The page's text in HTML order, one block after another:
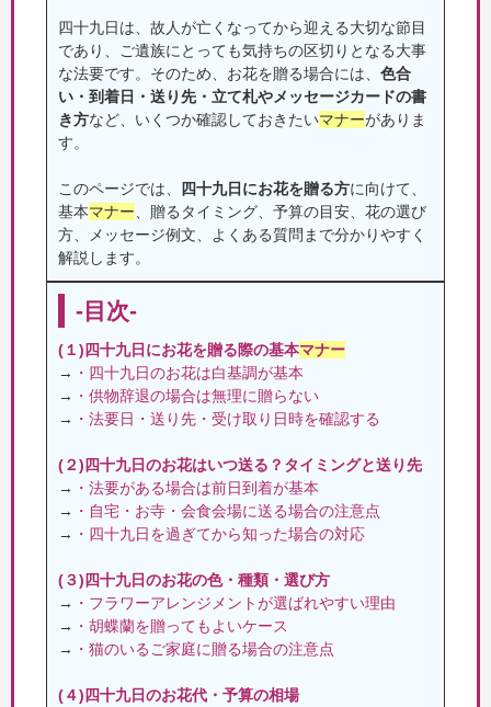
四十九日は、故人が亡くなってから迎える大切な節目
であり、ご遺族にとっても気持ちの区切りとなる大事
な法要です。そのため、お花を贈る場合には、 色合
い・到着日・送り先・立て札やメッセージカードの書
き方など、いくつか確認しておきたいマナーがありま
す。
このページでは、 四十九日にお花を贈る方に向けて、
基本マナー 、贈るタイミング、予算の目安、花の選び
方、メッセージ例文、よくある質問まで分かりやすく
解説します。
-目次-
(１)四十九日にお花を贈る際の基本マナー
→ ・四十九日のお花は白基調が基本
→ ・供物辞退の場合は無理に贈らない
→ ・法要日・送り先・受け取り日時を確認する
(２)四十九日のお花はいつ送る？タイミングと送り先
→ ・法要がある場合は前日到着が基本
→ ・自宅・お寺・会食会場に送る場合の注意点
→ ・四十九日を過ぎてから知った場合の対応
(３)四十九日のお花の色・種類・選び方
→ ・フラワーアレンジメントが選ばれやすい理由
→ ・胡蝶蘭を贈ってもよいケース
→ ・猫のいるご家庭に贈る場合の注意点
(４)四十九日のお花代・予算の相場